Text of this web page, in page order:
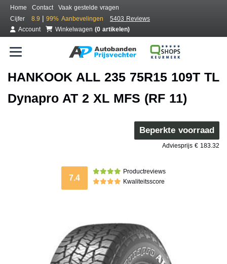
Home Contact
Vaak gestelde vragen
Cijfer
8.9 | 99% Aanbevelingen
5403 Reviews
Account
Winkelwagen (0 artikelen)
HANKOOK ALL 235 75R15 109T TL
Dynapro AT 2 XL MFS (RF 11)
Beperkte voorraad
Adviesprijs € 183.32
7.4
Productreviews
Kwaliteitsscore